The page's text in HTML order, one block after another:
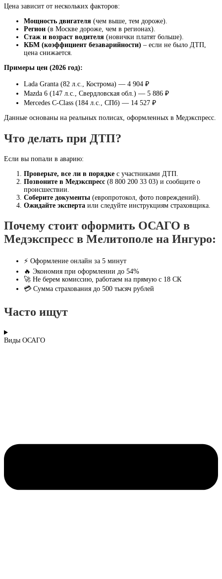
Цена зависит от нескольких факторов:
Мощность двигателя (чем выше, тем дороже).
Регион (в Москве дороже, чем в регионах).
Стаж и возраст водителя (новички платят больше).
КБМ (коэффициент безаварийности) – если не было ДТП,
цена снижается.
Примеры цен (2026 год):
Lada Granta (82 л.с., Кострома) — 4 904 ₽
Mazda 6 (147 л.с., Свердловская обл.) — 5 886 ₽
Mercedes C-Class (184 л.с., СПб) — 14 527 ₽
Данные основаны на реальных полисах, оформленных в Медэкспресс.
Что делать при ДТП?
Если вы попали в аварию:
Проверьте, все ли в порядке с участниками ДТП.
Позвоните в Медэкспресс (8 800 200 33 03) и сообщите о
происшествии.
Соберите документы (европротокол, фото повреждений).
Ожидайте эксперта или следуйте инструкциям страховщика.
Почему стоит оформить ОСАГО в
Медэкспресс в Мелитополе на Ингуро:
⚡ Оформление онлайн за 5 минут
🔥 Экономия при оформлении до 54%
🚀 Не берем комиссию, работаем на прямую с 18 СК
💳 Сумма страхования до 500 тысяч рублей
Часто ищут
Виды ОСАГО